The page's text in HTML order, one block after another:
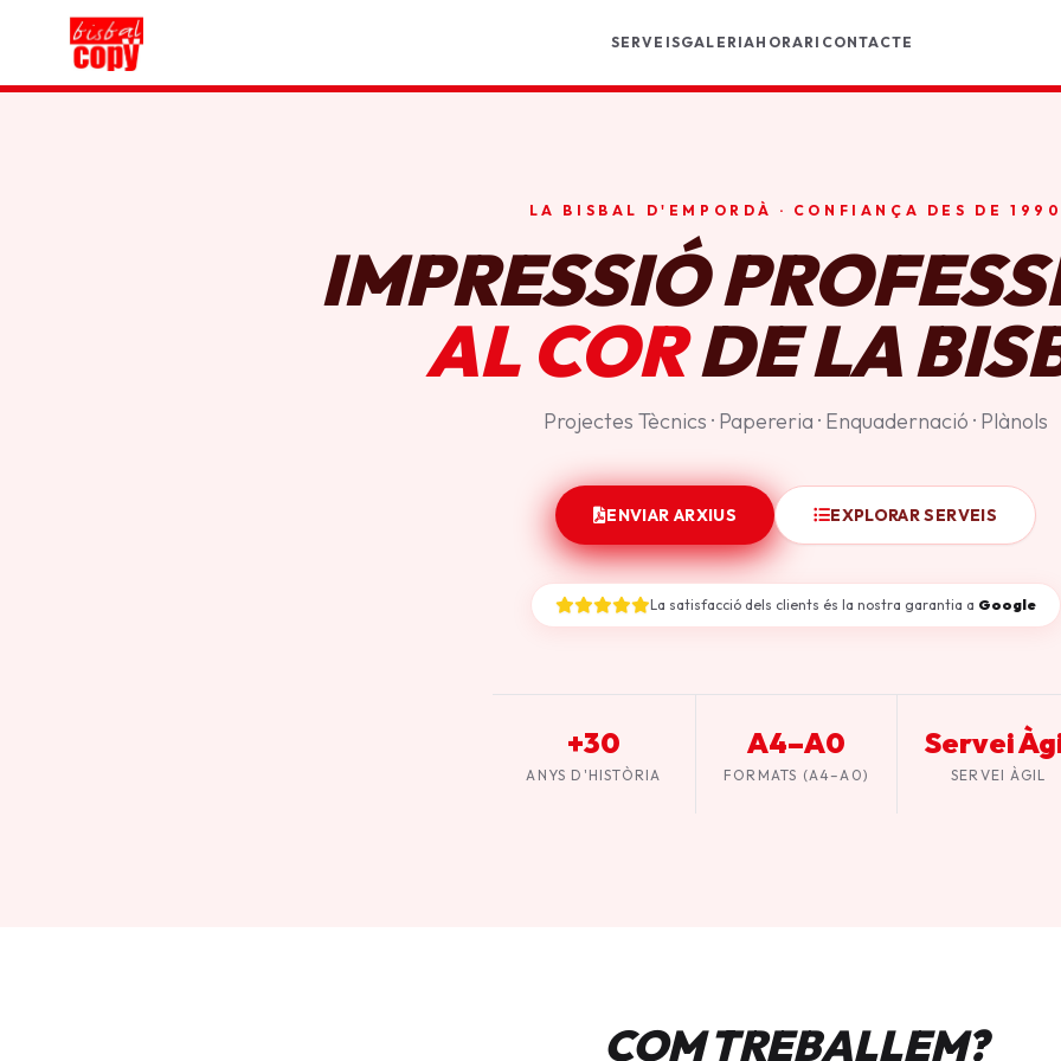
SERVEISGALERIAHORARI CONTACTE
LA BISBAL D'EMPORDÀ · CONFIANÇA DES DE
IMPRESSIÓ
AL CORDE LA
Projectes Tècnics · Papereria · Enquadernació · Plànols
ENVIAR ARXIUS EXPLORAR SERVEIS
La satisfacció dels clients és la nostra garantia a Google
+30
ANYS D'HISTÒRIA
A4–A0
FORMATS (A4–A0)
Servei
SERVEI ÀGIL
COM TREBALLEM?